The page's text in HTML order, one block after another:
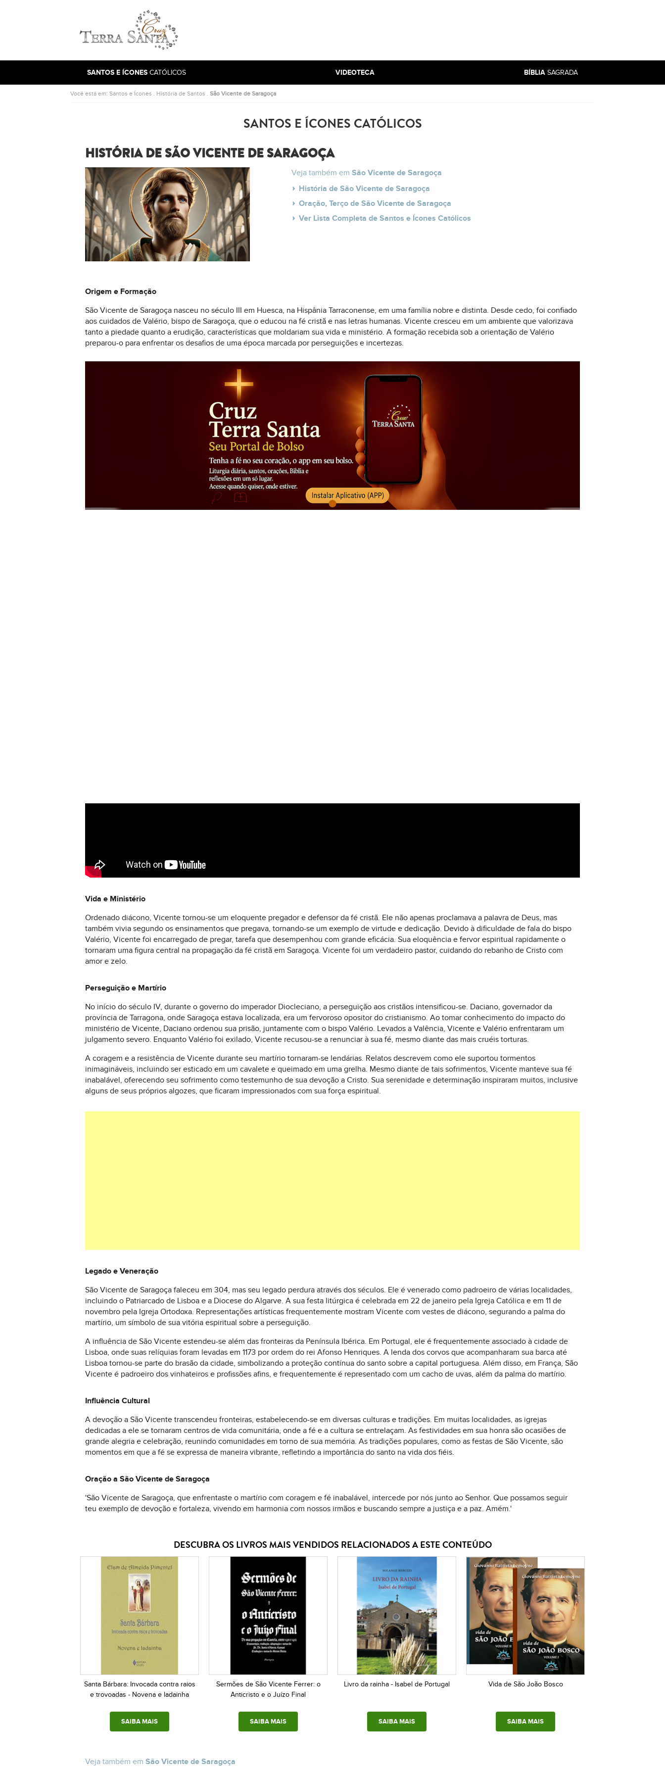
Ir para a página inicial
SANTOS E ÍCONES CATÓLICOS VIDEOTECA BÍBLIA SAGRADA
Você está em: Santos e Ícones . História de Santos . São Vicente de Saragoça
SANTOS E ÍCONES CATÓLICOS
HISTÓRIA DE SÃO VICENTE DE SARAGOÇA
Veja também em São Vicente de Saragoça
História de São Vicente de Saragoça
Oração, Terço de São Vicente de Saragoça
Ver Lista Completa de Santos e Ícones Católicos
Origem e Formação
São Vicente de Saragoça nasceu no século III em Huesca, na Hispânia Tarraconense, em uma família nobre e distinta. Desde cedo, foi confiado
aos cuidados de Valério, bispo de Saragoça, que o educou na fé cristã e nas letras humanas. Vicente cresceu em um ambiente que valorizava
tanto a piedade quanto a erudição, características que moldariam sua vida e ministério. A formação recebida sob a orientação de Valério
preparou-o para enfrentar os desafios de uma época marcada por perseguições e incertezas.
Vida e Ministério
Ordenado diácono, Vicente tornou-se um eloquente pregador e defensor da fé cristã. Ele não apenas proclamava a palavra de Deus, mas
também vivia segundo os ensinamentos que pregava, tornando-se um exemplo de virtude e dedicação. Devido à dificuldade de fala do bispo
Valério, Vicente foi encarregado de pregar, tarefa que desempenhou com grande eficácia. Sua eloquência e fervor espiritual rapidamente o
tornaram uma figura central na propagação da fé cristã em Saragoça. Vicente foi um verdadeiro pastor, cuidando do rebanho de Cristo com
amor e zelo.
Perseguição e Martírio
No início do século IV, durante o governo do imperador Diocleciano, a perseguição aos cristãos intensificou-se. Daciano, governador da
província de Tarragona, onde Saragoça estava localizada, era um fervoroso opositor do cristianismo. Ao tomar conhecimento do impacto do
ministério de Vicente, Daciano ordenou sua prisão, juntamente com o bispo Valério. Levados a Valência, Vicente e Valério enfrentaram um
julgamento severo. Enquanto Valério foi exilado, Vicente recusou-se a renunciar à sua fé, mesmo diante das mais cruéis torturas.
A coragem e a resistência de Vicente durante seu martírio tornaram-se lendárias. Relatos descrevem como ele suportou tormentos
inimagináveis, incluindo ser esticado em um cavalete e queimado em uma grelha. Mesmo diante de tais sofrimentos, Vicente manteve sua fé
inabalável, oferecendo seu sofrimento como testemunho de sua devoção a Cristo. Sua serenidade e determinação inspiraram muitos, inclusive
alguns de seus próprios algozes, que ficaram impressionados com sua força espiritual.
Legado e Veneração
São Vicente de Saragoça faleceu em 304, mas seu legado perdura através dos séculos. Ele é venerado como padroeiro de várias localidades,
incluindo o Patriarcado de Lisboa e a Diocese do Algarve. A sua festa litúrgica é celebrada em 22 de janeiro pela Igreja Católica e em 11 de
novembro pela Igreja Ortodoxa. Representações artísticas frequentemente mostram Vicente com vestes de diácono, segurando a palma do
martírio, um símbolo de sua vitória espiritual sobre a perseguição.
A influência de São Vicente estendeu-se além das fronteiras da Península Ibérica. Em Portugal, ele é frequentemente associado à cidade de
Lisboa, onde suas relíquias foram levadas em 1173 por ordem do rei Afonso Henriques. A lenda dos corvos que acompanharam sua barca até
Lisboa tornou-se parte do brasão da cidade, simbolizando a proteção contínua do santo sobre a capital portuguesa. Além disso, em França, São
Vicente é padroeiro dos vinhateiros e profissões afins, e frequentemente é representado com um cacho de uvas, além da palma do martírio.
Influência Cultural
A devoção a São Vicente transcendeu fronteiras, estabelecendo-se em diversas culturas e tradições. Em muitas localidades, as igrejas
dedicadas a ele se tornaram centros de vida comunitária, onde a fé e a cultura se entrelaçam. As festividades em sua honra são ocasiões de
grande alegria e celebração, reunindo comunidades em torno de sua memória. As tradições populares, como as festas de São Vicente, são
momentos em que a fé se expressa de maneira vibrante, refletindo a importância do santo na vida dos fiéis.
Oração a São Vicente de Saragoça
'São Vicente de Saragoça, que enfrentaste o martírio com coragem e fé inabalável, intercede por nós junto ao Senhor. Que possamos seguir
teu exemplo de devoção e fortaleza, vivendo em harmonia com nossos irmãos e buscando sempre a justiça e a paz. Amém.'
DESCUBRA OS LIVROS MAIS VENDIDOS RELACIONADOS A ESTE CONTEÚDO
Santa Bárbara: Invocada contra raios
e trovoadas - Novena e ladainha
SAIBA MAIS
Sermões de São Vicente Ferrer: o
Anticristo e o Juízo Final
SAIBA MAIS
Livro da rainha - Isabel de Portugal
SAIBA MAIS
Vida de São João Bosco
SAIBA MAIS
Veja também em São Vicente de Saragoça